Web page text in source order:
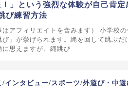
！」という強烈な体験が自己肯
び練習方法
はアフィリエイトを含みます） 小学校
び」が挙げられます。縄を回して跳ぶ
に思えますが、縄跳び
インタビュー/スポーツ/外遊び・中遊